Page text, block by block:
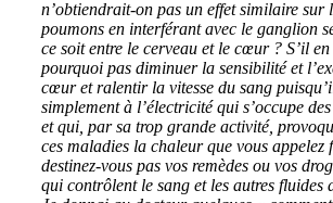
n’obtiendrait-on pas un effet similaire sur
poumons en interférant avec le ganglion
ce soit entre le cerveau et le cœur ? S’il en
pourquoi pas diminuer la sensibilité et
cœur et ralentir la vitesse du sang
simplement à l’électricité qui s’occupe
et qui, par sa trop grande activité,
ces maladies la chaleur que vous appelez
destinez-vous pas vos remèdes ou vos
qui contrôlent le sang et les autres fluides